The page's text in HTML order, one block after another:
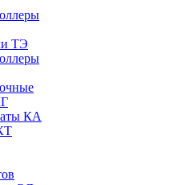
ТЭ
КА